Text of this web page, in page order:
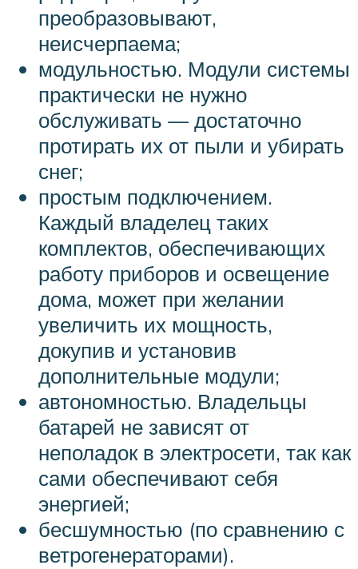
преобразовывают,
неисчерпаема;
модульностью. Модули системы
практически не нужно
обслуживать — достаточно
протирать их от пыли и убирать
снег;
простым подключением.
Каждый владелец таких
комплектов, обеспечивающих
работу приборов и освещение
дома, может при желании
увеличить их мощность,
докупив и установив
дополнительные модули;
автономностью. Владельцы
батарей не зависят от
неполадок в электросети, так как
сами обеспечивают себя
энергией;
бесшумностью (по сравнению с
ветрогенераторами).